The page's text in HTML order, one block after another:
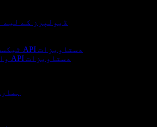
ڈیولپرز کے لیے
ٹیکسٹ ٹو اسپیچ API دستاویزات
وائس ایجنٹس API دستاویزات